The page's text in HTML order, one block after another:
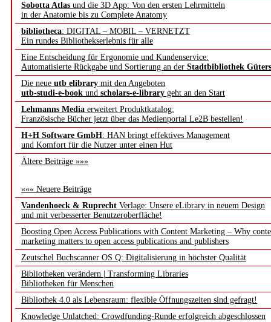
Sobotta Atlas und die 3D App: Von den ersten Lehrmitteln
in der Anatomie bis zu Complete Anatomy
bibliotheca: DIGITAL – MOBIL – VERNETZT
Ein rundes Bibliothekserlebnis für alle
Eine Entscheidung für Ergonomie und Kundenservice:
Automatisierte Rückgabe und Sortierung an der Stadtbibliothek
Die neue utb elibrary mit den Angeboten
utb-studi-e-book und scholars-e-library geht an den Start
Lehmanns Media erweitert Produktkatalog:
Französische Bücher jetzt über das Medienportal Le2B bestellen!
H+H Software GmbH: HAN bringt effektives Management
und Komfort für die Nutzer unter einen Hut
Ältere Beiträge »»»
««« Neuere Beiträge
Vandenhoeck & Ruprecht Verlage: Unsere eLibrary in neuem Design
und mit verbesserter Benutzeroberfläche!
Boosting Open Access Publications with Content Marketing – Why
marketing matters to open access publications and publishers
Zeutschel Buchscanner OS Q: Digitalisierung in höchster Qualität
Bibliotheken verändern | Transforming Libraries
Bibliotheken für Menschen
Bibliothek 4.0 als Lebensraum: flexible Öffnungszeiten sind gefragt!
Knowledge Unlatched: Crowdfunding-Runde erfolgreich abgeschlossen